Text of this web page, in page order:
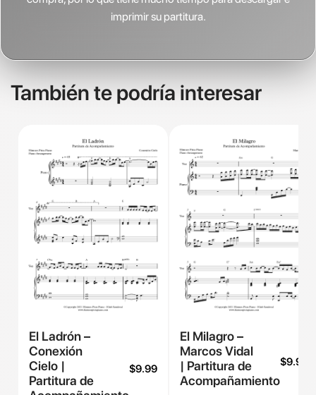
imprimir su partitura.
También te podría interesar
El Ladrón –
Conexión
Cielo |
Partitura de
$9.99
El Milagro –
Marcos Vidal
| Partitura de
Acompañamiento
$9.99